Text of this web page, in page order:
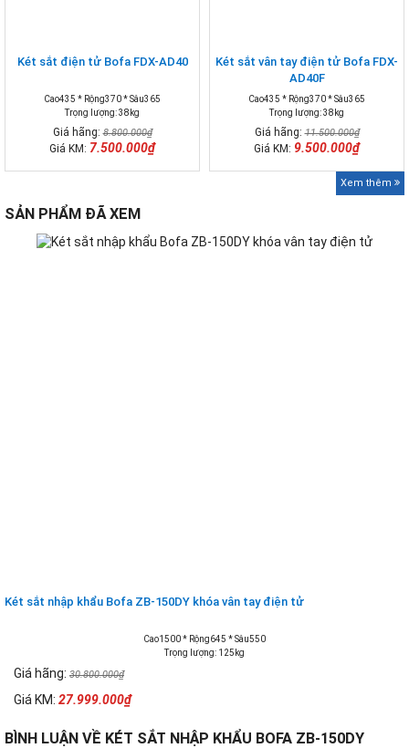
Két sắt điện tử Bofa FDX-AD40
Cao435 * Rộng370 * Sâu365
Trọng lượng: 38kg
Giá hãng:8.800.000₫
Giá KM: 7.500.000₫
Két sắt vân tay điện tử Bofa FDX-
AD40F
Cao435 * Rộng370 * Sâu365
Trọng lượng: 38kg
Giá hãng:11.500.000₫
Giá KM: 9.500.000₫
Xem thêm
SẢN PHẨM ĐÃ XEM
Két sắt nhập khẩu Bofa ZB-150DY khóa vân tay điện tử
Cao1500 * Rộng645 * Sâu550
Trọng lượng: 125kg
Giá hãng: 30.800.000₫
Giá KM: 27.999.000₫
BÌNH LUẬN VỀ KÉT SẮT NHẬP KHẨU BOFA ZB-150DY